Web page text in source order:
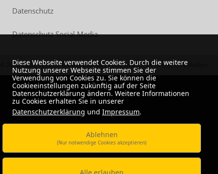
Datenschutz
Datenschutz Social Media
© 2018-2023, Vossloh-Schwabe Deutschland GmbH. Alle Rechte vorbehalten.
Diese Webseite verwendet Cookies. Durch die weitere
Nutzung unserer Webseite stimmen Sie der
Verwendung von Cookies zu. Sie können die
Cookieeinstellungen zukünftig auf der Seite
Datenschutzerklärung ändern. Weitere Informationen
zu Cookies erhalten Sie in unserer
Datenschutzerklärung und Impressum.
Ablehnen
(Nur notwendige Cookies akzeptieren)
Alle erlauben